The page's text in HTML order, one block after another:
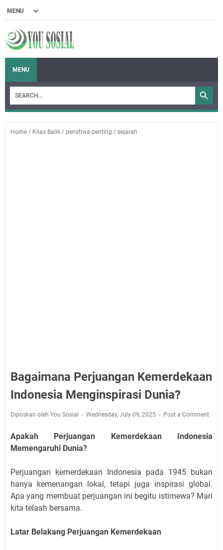
MENU
Home / Kilas Balik / peristiwa penting / sejarah
Bagaimana Perjuangan Kemerdekaan
Indonesia Menginspirasi Dunia?
Diposkan oleh You Sosial Wednesday, July 09, 2025 Post a Comment
Apakah Perjuangan Kemerdekaan Indonesia
Memengaruhi Dunia?
Perjuangan kemerdekaan Indonesia pada 1945 bukan
hanya kemenangan lokal, tetapi juga inspirasi global.
Apa yang membuat perjuangan ini begitu istimewa? Mari
kita telaah bersama.
Latar Belakang Perjuangan Kemerdekaan